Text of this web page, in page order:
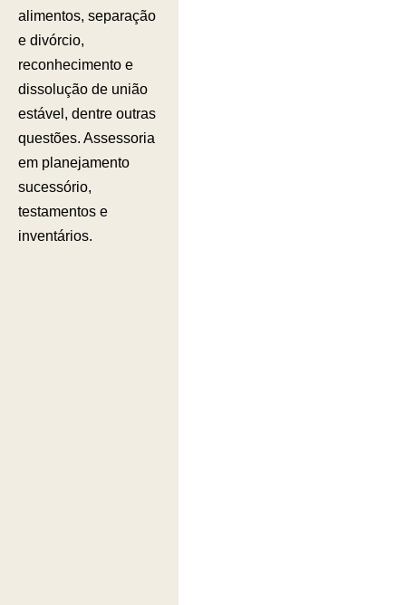
alimentos, separação
e divórcio,
reconhecimento e
dissolução de união
estável, dentre outras
questões. Assessoria
em planejamento
sucessório,
testamentos e
inventários.